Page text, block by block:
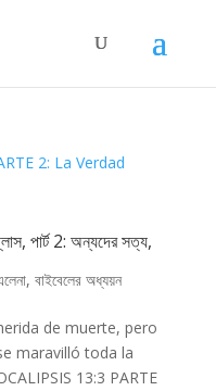
পার্ট 2: অন্যদের সত্য,
, বাইবেলের অধ্যয়ন
de muerte, pero
maravilló toda la
13:3 PARTE